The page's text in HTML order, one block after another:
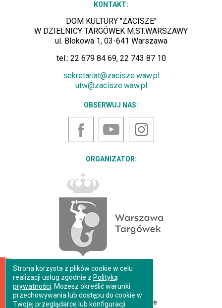
Strona korzysta z plików cookie w celu
realizacji usług zgodnie z Polityką
prywatności . Możesz określić warunki
przechowywania lub dostępu do cookie w
Twojej przeglądarce lub konfiguracji
KONTAKT:
DOM KULTURY "ZACISZE"
W DZIELNICY TARGÓWEK M.ST.WARSZAWY
ul. Blokowa 1, 03-641 Warszawa
tel.: 22 679 84 69, 22 743 87 10
sekretariat@zacisze.waw.pl
utw@zacisze.waw.pl
OBSERWUJ NAS:
FacebookYouTubeInstagram
ORGANIZATOR:
© 2017 Dom Kultury Zacisze